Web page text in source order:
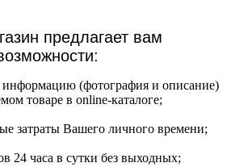
предлагает вам
(фотография и описание)
товаре в online-каталоге;
затраты Вашего личного времени;
24 часа в сутки без выходных;